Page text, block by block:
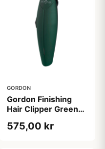
GORDON
Gordon Finishing
Hair Clipper Green
575,00 kr